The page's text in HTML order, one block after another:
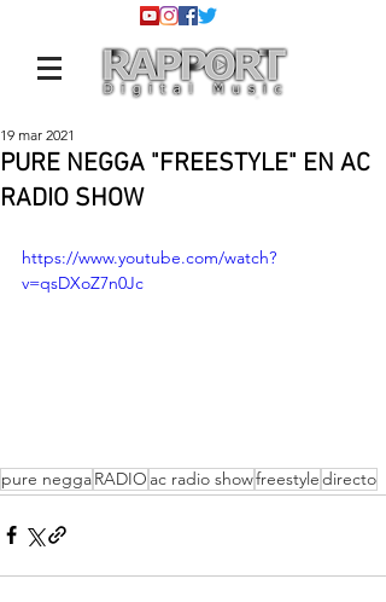
PURE NEGGA "FREESTYLE" EN AC
RADIO SHOW
19 mar 2021
https://www.youtube.com/watch?
v=qsDXoZ7n0Jc
pure neggaRADIO ac radio showfreestyledirecto